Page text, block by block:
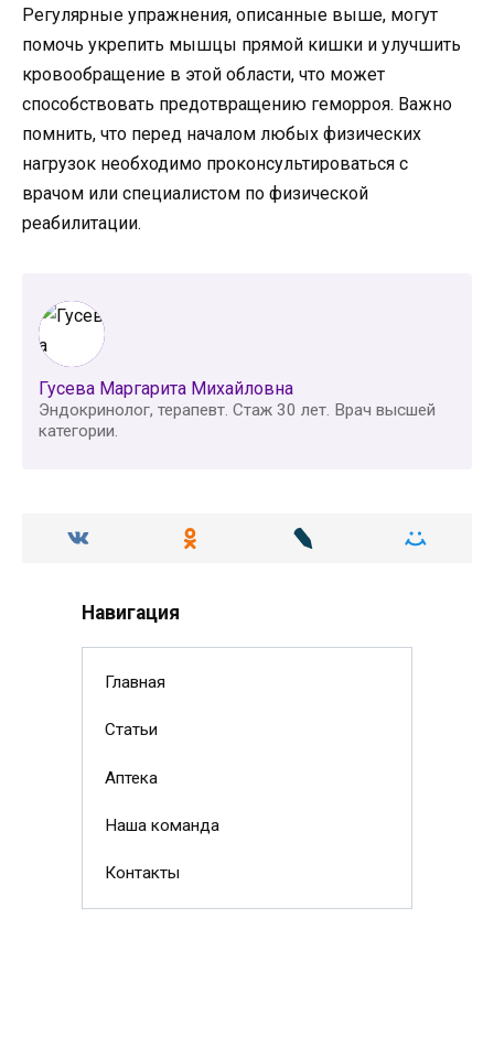
Регулярные упражнения, описанные выше, могут
помочь укрепить мышцы прямой кишки и улучшить
кровообращение в этой области, что может
способствовать предотвращению геморроя. Важно
помнить, что перед началом любых физических
нагрузок необходимо проконсультироваться с
врачом или специалистом по физической
реабилитации.
Гусева Маргарита Михайловна
Эндокринолог, терапевт. Стаж 30 лет. Врач высшей
категории.
Навигация
Главная
Статьи
Аптека
Наша команда
Контакты